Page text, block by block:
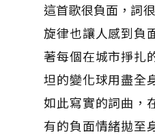
這首歌很負面，詞
旋律也讓人感到負
著每個在城市掙扎
坦的變化球用盡全
如此寫實的詞曲，
有的負面情緒拋至